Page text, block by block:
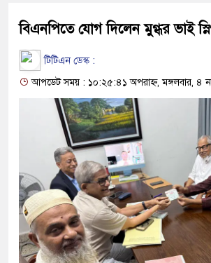
বিএনপিতে যোগ দিলেন মুগ্ধর ভাই
টিটিএন ডেস্ক :
আপডেট সময় : ১০:২৫:৪১ অপরাহ্ন, মঙ্গলবার, ৪